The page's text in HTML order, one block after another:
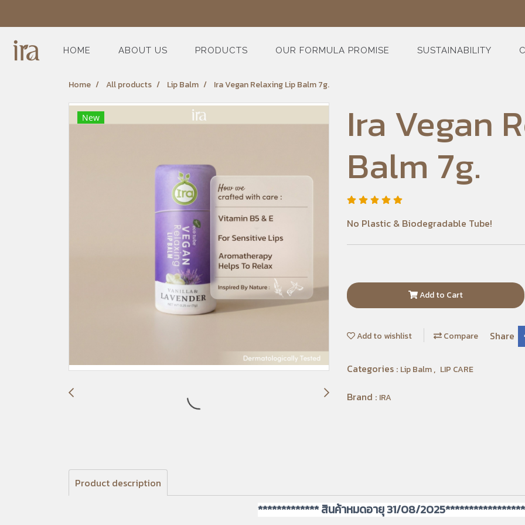
HOME ABOUT US PRODUCTS OUR FORMULA PROMISE SUSTAINABILITY
Home All products Lip Balm Ira Vegan Relaxing Lip Balm 7g.
New
Ira Vegan
Balm 7g.
No Plastic & Biodegradable Tube!
Add to Cart
Add to wishlist Compare Share
Categories : Lip Balm, LIP CARE
Brand : IRA
Product description
************* สินค้าหมดอายุ 31/08/